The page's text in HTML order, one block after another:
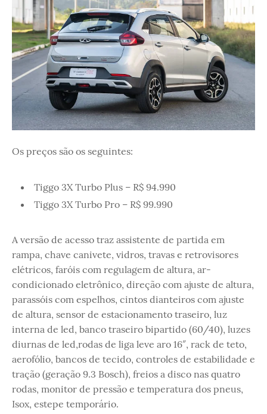
Os preços são os seguintes:
Tiggo 3X Turbo Plus – R$ 94.990
Tiggo 3X Turbo Pro – R$ 99.990
A versão de acesso traz assistente de partida em
rampa, chave canivete, vidros, travas e retrovisores
elétricos, faróis com regulagem de altura, ar-
condicionado eletrônico, direção com ajuste de altura,
parassóis com espelhos, cintos dianteiros com ajuste
de altura, sensor de estacionamento traseiro, luz
interna de led, banco traseiro bipartido (60/40), luzes
diurnas de led,rodas de liga leve aro 16″, rack de teto,
aerofólio, bancos de tecido, controles de estabilidade e
tração (geração 9.3 Bosch), freios a disco nas quatro
rodas, monitor de pressão e temperatura dos pneus,
Isox, estepe temporário.